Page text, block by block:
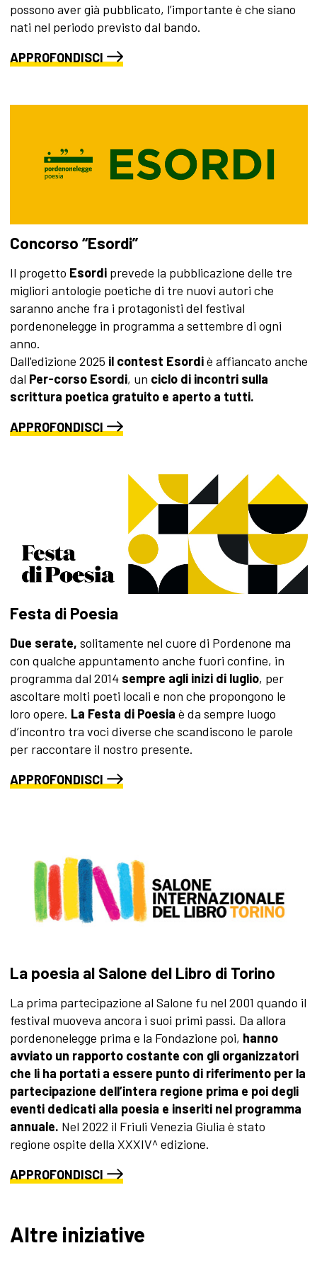
possono aver già pubblicato, l’importante è che siano
nati nel periodo previsto dal bando.
APPROFONDISCI
Concorso “Esordi”
Il progetto Esordiprevede la pubblicazione delle tre
migliori antologie poetiche di tre nuovi autori che
saranno anche fra i protagonisti del festival
pordenonelegge in programma a settembre di ogni
anno.
Dall'edizione 2025 il contest Esordiè affiancato anche
dal Per-corso Esordi, un ciclo di incontri sulla
scrittura poetica gratuito e aperto a tutti.
APPROFONDISCI
Festa di Poesia
Due serate, solitamente nel cuore di Pordenone ma
con qualche appuntamento anche fuori confine, in
programma dal 2014 sempre agli inizi di luglio, per
ascoltare molti poeti locali e non che propongono le
loro opere. La Festa di Poesia è da sempre luogo
d’incontro tra voci diverse che scandiscono le parole
per raccontare il nostro presente.
APPROFONDISCI
La poesia al Salone del Libro di Torino
La prima partecipazione al Salone fu nel 2001 quando il
festival muoveva ancora i suoi primi passi. Da allora
pordenonelegge prima e la Fondazione poi, hanno
avviato un rapporto costante con gli organizzatori
che li ha portati a essere punto di riferimento per la
partecipazione dell’intera regione prima e poi degli
eventi dedicati alla poesia e inseriti nel programma
annuale. Nel 2022 il Friuli Venezia Giulia è stato
regione ospite della XXXIV^ edizione.
APPROFONDISCI
Altre iniziative